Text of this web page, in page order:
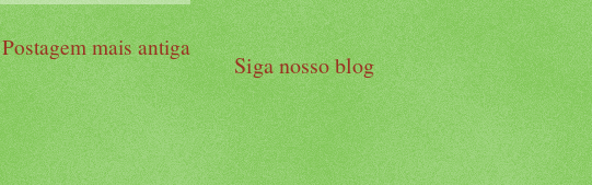
Postagem mais antiga
Siga nosso blog